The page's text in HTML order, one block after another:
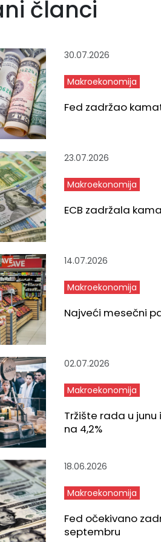
članci
30.07.2026
Makroekonomija
Fed zadržao
23.07.2026
Makroekonomija
ECB zadržala
14.07.2026
Makroekonomija
Najveći mesečni
02.07.2026
Makroekonomija
Tržište rada u
na 4,2%
18.06.2026
Makroekonomija
Fed očekivano
septembru